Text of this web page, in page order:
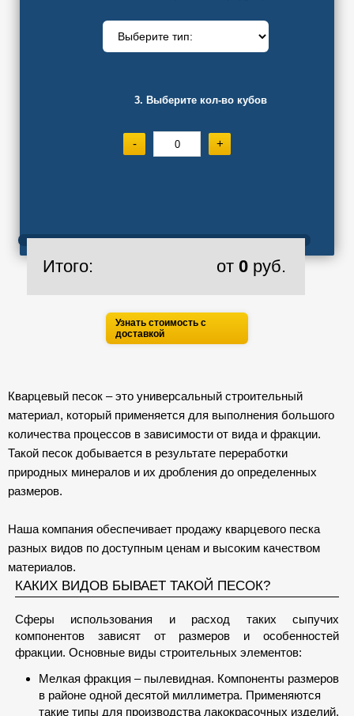
3. Выберите кол-во кубов
- +
Итого: от 0 руб.
Узнать стоимость с
доставкой
Кварцевый песок – это универсальный строительный
материал, который применяется для выполнения большого
количества процессов в зависимости от вида и фракции.
Такой песок добывается в результате переработки
природных минералов и их дробления до определенных
размеров.
Наша компания обеспечивает продажу кварцевого песка
разных видов по доступным ценам и высоким качеством
материалов.
КАКИХ ВИДОВ БЫВАЕТ ТАКОЙ ПЕСОК?
Сферы использования и расход таких сыпучих
компонентов зависят от размеров и особенностей
фракции. Основные виды строительных элементов:
Мелкая фракция – пылевидная. Компоненты размеров
в районе одной десятой миллиметра. Применяются
такие типы для производства лакокрасочных изделий,